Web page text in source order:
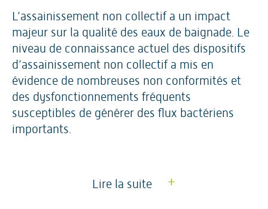
L’assainissement non collectif a un impact
majeur sur la qualité des eaux de baignade. Le
niveau de connaissance actuel des dispositifs
d’assainissement non collectif a mis en
évidence de nombreuses non conformités et
des dysfonctionnements fréquents
susceptibles de générer des flux bactériens
importants.
Lire la suite +